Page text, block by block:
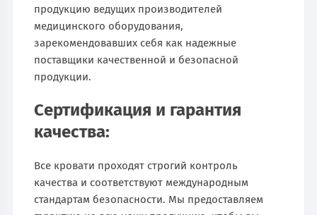
продукцию ведущих производителей
медицинского оборудования,
зарекомендовавших себя как надежные
поставщики качественной и безопасной
продукции.
Сертификация и гарантия
качества:
Все кровати проходят строгий контроль
качества и соответствуют международным
стандартам безопасности. Мы предоставляем